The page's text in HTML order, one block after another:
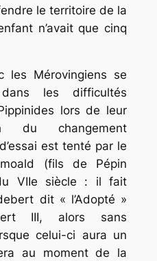
le territoire de la
n’avait que cinq
les Mérovingiens se
les difficultés
lors de leur
du changement
est tenté par le
(fils de Pépin
VIIe siècle : il fait
dit « l’Adopté »
III, alors sans
celui-ci aura un
au moment de la